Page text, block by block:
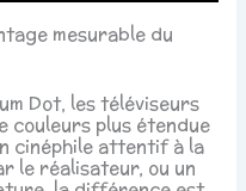
mesurable du
Dot, les téléviseurs
couleurs plus étendue
cinéphile attentif à la
le réalisateur, ou un